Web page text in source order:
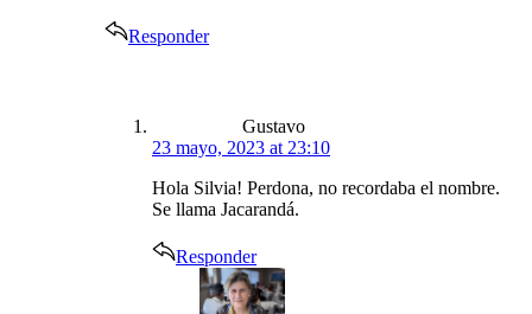
Responder
Gustavo
23 mayo, 2023 at 23:10
Hola Silvia! Perdona, no recordaba el nombre.
Se llama Jacarandá.
Responder
says: